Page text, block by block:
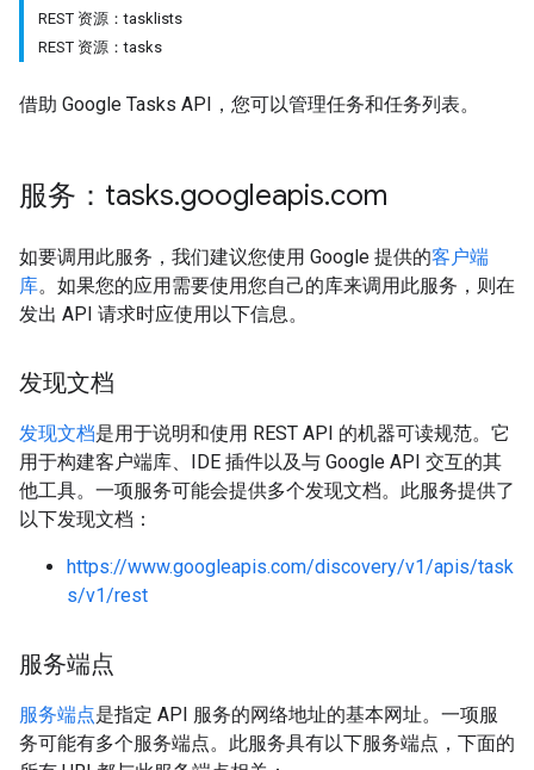
REST 资源：tasklists
REST 资源：tasks
借助 Google Tasks API，您可以管理任务和任务列表。
服务：tasks.googleapis.com
如要调用此服务，我们建议您使用 Google 提供的客户端
库。如果您的应用需要使用您自己的库来调用此服务，则在
发出 API 请求时应使用以下信息。
发现文档
发现文档是用于说明和使用 REST API 的机器可读规范。它
用于构建客户端库、IDE 插件以及与 Google API 交互的其
他工具。一项服务可能会提供多个发现文档。此服务提供了
以下发现文档：
https://www.googleapis.com/discovery/v1/apis/task
s/v1/rest
服务端点
服务端点是指定 API 服务的网络地址的基本网址。一项服
务可能有多个服务端点。此服务具有以下服务端点，下面的